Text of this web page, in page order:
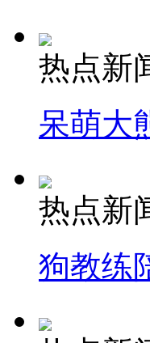
热点新
呆萌大
热点新
狗教练